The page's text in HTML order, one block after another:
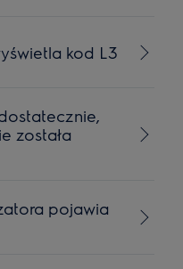
kod L3
została
pojawia